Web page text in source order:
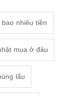
nhiêu tiền
mua ở đâu
lẩu